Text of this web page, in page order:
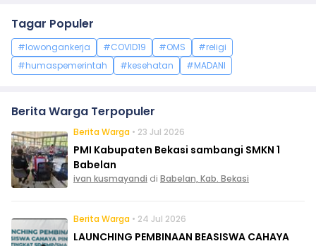
Tagar Populer
#lowongankerja #COVID19 #OMS
#religi
#humaspemerintah
#kesehatan #MADANI
Berita Warga Terpopuler
Berita Warga • 23 Jul 2026
PMI Kabupaten Bekasi sambangi SMKN 1
Babelan
ivan kusmayandi di Babelan, Kab. Bekasi
Berita Warga • 24 Jul 2026
LAUNCHING PEMBINAAN BEASISWA CAHAYA